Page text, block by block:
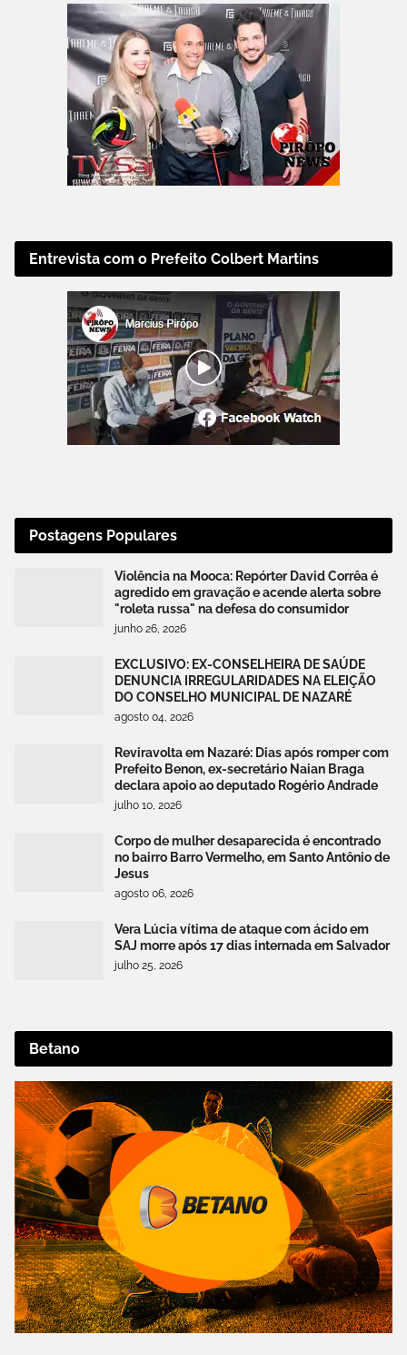
Entrevista com o Prefeito Colbert Martins
Postagens Populares
Violência na Mooca: Repórter David Corrêa é
agredido em gravação e acende alerta sobre
"roleta russa" na defesa do consumidor
junho 26, 2026
EXCLUSIVO: EX-CONSELHEIRA DE SAÚDE
DENUNCIA IRREGULARIDADES NA ELEIÇÃO
DO CONSELHO MUNICIPAL DE NAZARÉ
agosto 04, 2026
Reviravolta em Nazaré: Dias após romper com
Prefeito Benon, ex-secretário Naian Braga
declara apoio ao deputado Rogério Andrade
julho 10, 2026
Corpo de mulher desaparecida é encontrado
no bairro Barro Vermelho, em Santo Antônio de
Jesus
agosto 06, 2026
Vera Lúcia vítima de ataque com ácido em
SAJ morre após 17 dias internada em Salvador
julho 25, 2026
Betano